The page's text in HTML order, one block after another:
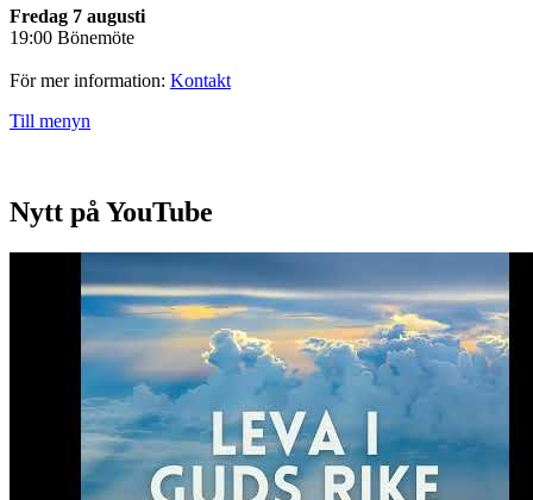
Fredag 7 augusti
19:00 Bönemöte
För mer information: Kontakt
Till menyn
Nytt på YouTube